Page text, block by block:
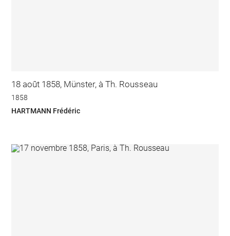
18 août 1858, Münster, à Th. Rousseau
1858
HARTMANN Frédéric